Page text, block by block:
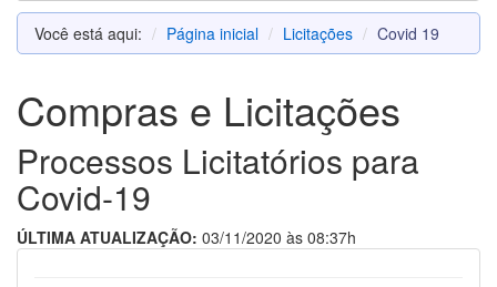
Você está aqui: Página inicial Licitações Covid 19
Compras e Licitações
Processos Licitatórios para
Covid-19
ÚLTIMA ATUALIZAÇÃO: 03/11/2020 às 08:37h